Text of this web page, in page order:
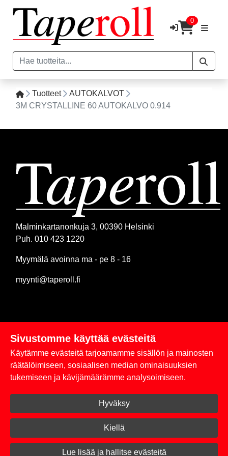
0
Tuotteet
AUTOKALVOT
3M CRYSTALLINE 60 AUTOKALVO 0.914
Malminkartanonkuja 3, 00390 Helsinki
Puh. 010 423 1220
Myymälä avoinna ma - pe 8 - 16
myynti@taperoll.fi
Linkit
Rekisteriseloste
Toimitus- ja maksuehdot
Kirjaudu sisään
© 2026 Taperoll
Sivustomme käyttää evästeitä
Käytämme evästeitä tarjoamamme sisällön ja mainosten
räätälöimiseen, sosiaalisen median ominaisuuksien
tukemiseen ja kävijämäärämme analysoimiseen.
Hyväksy
Kiellä
Lue lisää ja hallitse evästeitä